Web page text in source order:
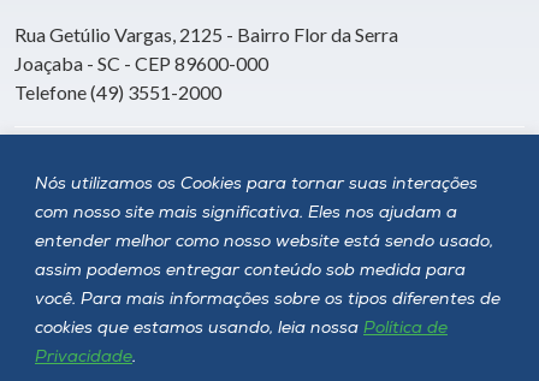
Nós utilizamos os Cookies para tornar suas interações
com nosso site mais significativa. Eles nos ajudam a
entender melhor como nosso website está sendo usado,
assim podemos entregar conteúdo sob medida para
você. Para mais informações sobre os tipos diferentes de
cookies que estamos usando, leia nossa Política de
Privacidade.
Rua Getúlio Vargas, 2125 - Bairro Flor da Serra
Joaçaba - SC - CEP 89600-000
Telefone (49) 3551-2000
Siga a Unoesc